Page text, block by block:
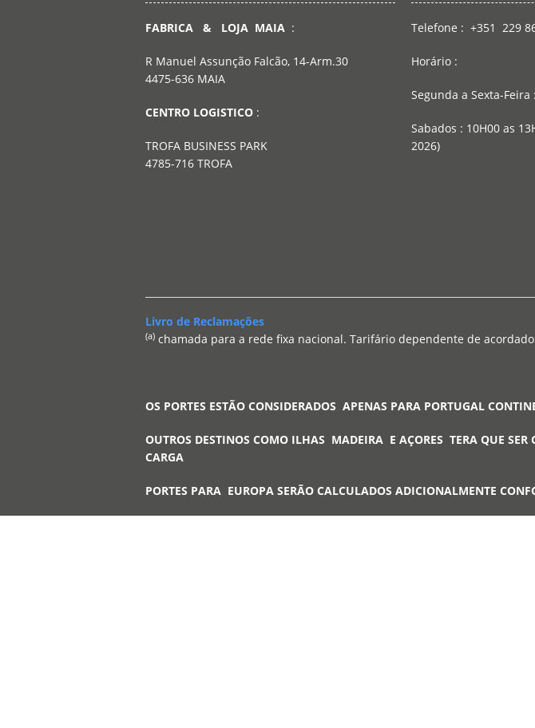
FABRICA & LOJA MAIA :
R Manuel Assunção Falcão, 14-Arm.30
4475-636 MAIA
CENTRO LOGISTICO :
TROFA BUSINESS PARK
4785-716 TROFA
Telefone : +351 229
Horário :
Segunda a Sexta-
Sabados : 10H00 as
2026)
Livro de Reclamações
(a) chamada para a rede fixa nacional. Tarifário dependente de
OS PORTES ESTÃO CONSIDERADOS APENAS PARA PORTUGAL
OUTROS DESTINOS COMO ILHAS MADEIRA E AÇORES TERA QUE
CARGA
PORTES PARA EUROPA SERÃO CALCULADOS ADICIONALMENTE